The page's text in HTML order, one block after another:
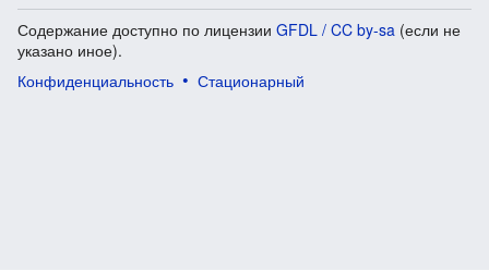
Содержание доступно по лицензии GFDL / CC by-sa (если не
указано иное).
Конфиденциальность
Стационарный